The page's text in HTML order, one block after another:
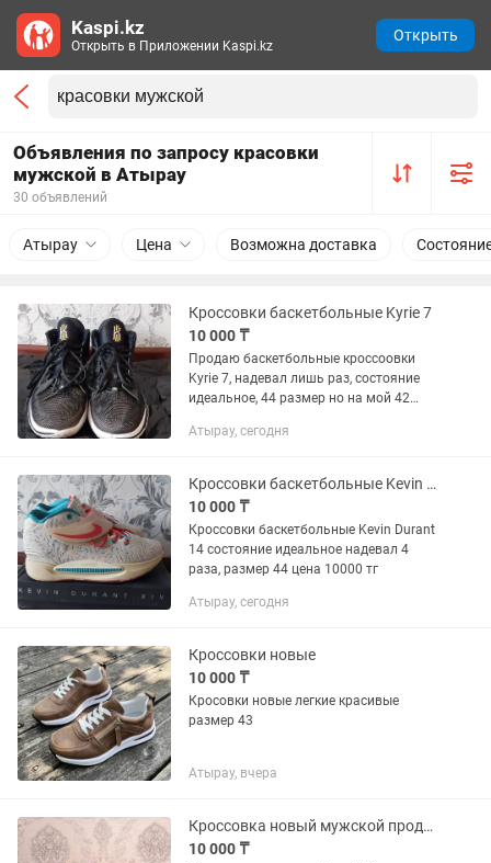
Объявления по запросу красовки
мужской в Атырау
30 объявлений
Атырау Цена Возможна доставка
Кроссовки баскетбольные Kyrie 7
10 000 ₸
Продаю баскетбольные кроссоовки
Kyrie 7, надевал лишь раз, состояние
идеальное, 44 размер но на мой 42
Атырау, сегодня
Кроссовки баскетбольные Kevin Durant 14
10 000 ₸
Кроссовки баскетбольные Kevin Durant
14 состояние идеальное надевал 4
раза, размер 44 цена 10000 тг
Атырау, сегодня
Кроссовки новые
10 000 ₸
Кросовки новые легкие красивые
размер 43
Атырау, вчера
Кроссовка новый мужской продам
10 000 ₸
Kaspi.kz
Открыть в Приложении Kaspi.kz
Открыть